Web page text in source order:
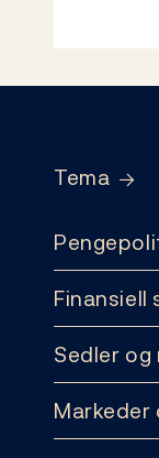
Tema
Sedler